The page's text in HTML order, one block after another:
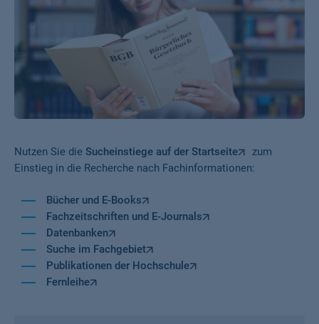
Nutzen Sie die Sucheinstiege auf der Startseite
zum
Einstieg in die Recherche nach Fachinformationen:
Bücher und E-Books
Fachzeitschriften und E-Journals
Datenbanken
Suche im Fachgebiet
Publikationen der Hochschule
Fernleihe